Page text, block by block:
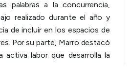
palabras a la concurrencia,
realizado durante el año y
de incluir en los espacios de
Por su parte, Marro destacó
activa labor que desarrolla la